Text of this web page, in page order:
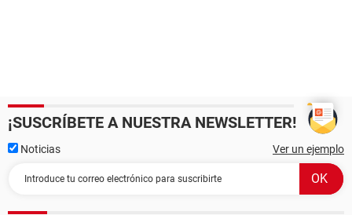
¡SUSCRÍBETE A NUESTRA NEWSLETTER!
Noticias Ver un ejemplo